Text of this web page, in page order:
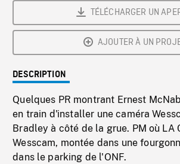
TÉLÉCHARGER UN
AJOUTER À UN
DESCRIPTION
Quelques PR montrant Ernest
en train d'installer une caméra
Bradley à côté de la grue. PM où LA
Wesscam, montée dans une
dans le parking de l'ONF.